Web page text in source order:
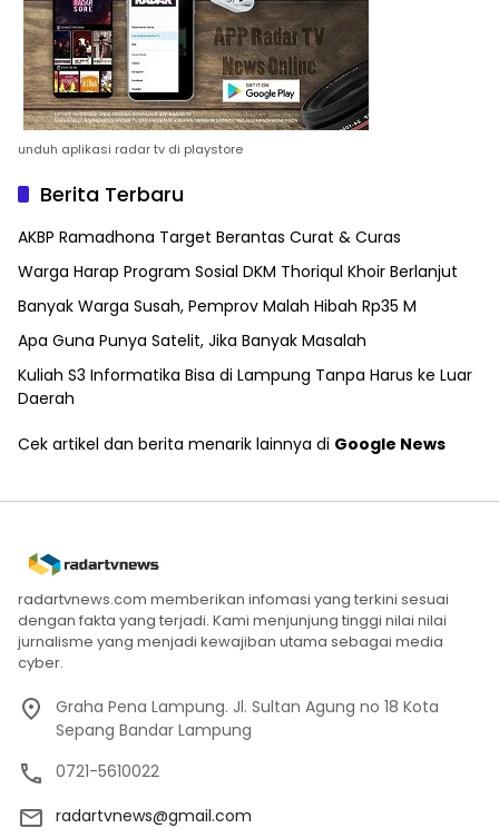
unduh aplikasi radar tv di playstore
Berita Terbaru
AKBP Ramadhona Target Berantas Curat & Curas
Warga Harap Program Sosial DKM Thoriqul Khoir Berlanjut
Banyak Warga Susah, Pemprov Malah Hibah Rp35 M
Apa Guna Punya Satelit, Jika Banyak Masalah
Kuliah S3 Informatika Bisa di Lampung Tanpa Harus ke Luar
Daerah
Cek artikel dan berita menarik lainnya di Google News
radartvnews.com memberikan infomasi yang terkini sesuai
dengan fakta yang terjadi. Kami menjunjung tinggi nilai nilai
jurnalisme yang menjadi kewajiban utama sebagai media
cyber.
Graha Pena Lampung. Jl. Sultan Agung no 18 Kota
Sepang Bandar Lampung
0721-5610022
radartvnews@gmail.com